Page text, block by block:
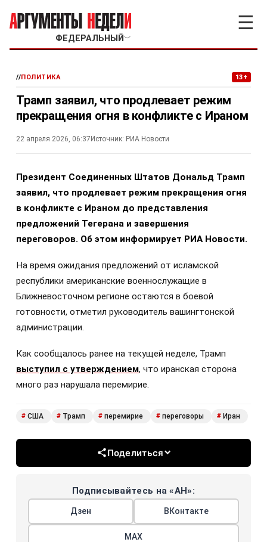
ФЕДЕРАЛЬНЫЙ ﹀
☰
//ПОЛИТИКА 13+
Трамп заявил, что продлевает режим
прекращения огня в конфликте с Ираном
22 апреля 2026, 06:37 Источник: РИА Новости
Президент Соединенных Штатов Дональд Трамп
заявил, что продлевает режим прекращения огня
в конфликте с Ираном до представления
предложений Тегерана и завершения
переговоров. Об этом информирует РИА Новости.
На время ожидания предложений от исламской
республики американские военнослужащие в
Ближневосточном регионе остаются в боевой
готовности, отметил руководитель вашингтонской
администрации.
Как сообщалось ранее на текущей неделе, Трамп
выступил с утверждением, что иранская сторона
много раз нарушала перемирие.
# США # Трамп # перемирие # переговоры # Иран
Поделиться
Подписывайтесь на «АН»:
Дзен ВКонтакте
МАХ